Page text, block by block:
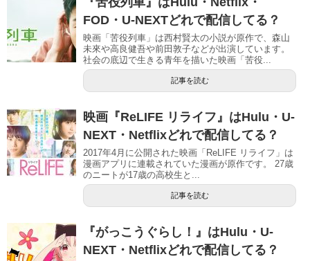
FOD・U-NEXTどれで配信してる？
映画「苦役列車」は西村賢太の小説が原作で、森山
未來や高良健吾や前田敦子などが出演しています。
社会の底辺で生きる青年を描いた映画「苦役...
記事を読む
映画『ReLIFE リライフ』はHulu・U-
NEXT・Netflixどれで配信してる？
2017年4月に公開された映画「ReLIFE リライフ」は
漫画アプリに連載されていた漫画が原作です。 27歳
のニートが17歳の高校生と...
記事を読む
『がっこうぐらし！』はHulu・U-
NEXT・Netflixどれで配信してる？